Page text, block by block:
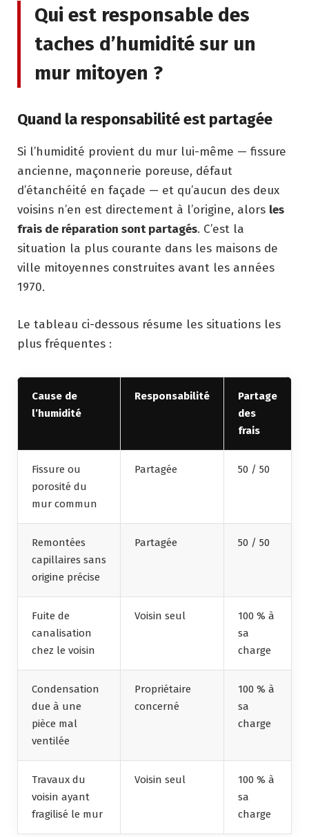
Qui est responsable des
taches d’humidité sur un
mur mitoyen ?
Quand la responsabilité est partagée
Si l’humidité provient du mur lui-même — fissure
ancienne, maçonnerie poreuse, défaut
d’étanchéité en façade — et qu’aucun des deux
voisins n’en est directement à l’origine, alors les
frais de réparation sont partagés. C’est la
situation la plus courante dans les maisons de
ville mitoyennes construites avant les années
1970.
Le tableau ci-dessous résume les situations les
plus fréquentes :
Cause de
l’humidité
Responsabilité
Partage
des
frais
Fissure ou
porosité du
mur commun
Partagée 50 / 50
Remontées
capillaires sans
origine précise
Partagée 50 / 50
Fuite de
canalisation
chez le voisin
Voisin seul
100 % à
sa
charge
Condensation
due à une
pièce mal
ventilée
Propriétaire
concerné
100 % à
sa
charge
Travaux du
voisin ayant
fragilisé le mur
Voisin seul
100 % à
sa
charge